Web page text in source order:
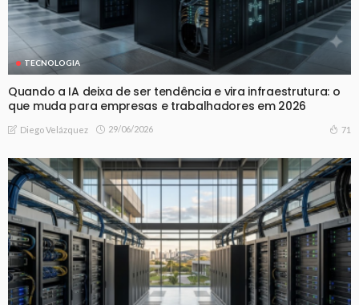
TECNOLOGIA
Quando a IA deixa de ser tendência e vira infraestrutura: o
que muda para empresas e trabalhadores em 2026
Diego Velázquez 29/06/2026 71